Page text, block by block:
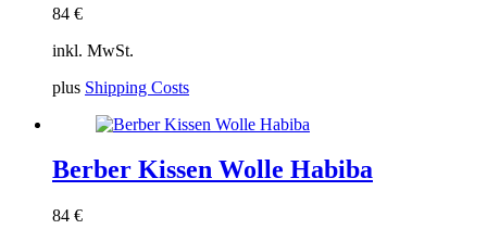
84 €
inkl. MwSt.
plus Shipping Costs
Berber Kissen Wolle Habiba
84 €